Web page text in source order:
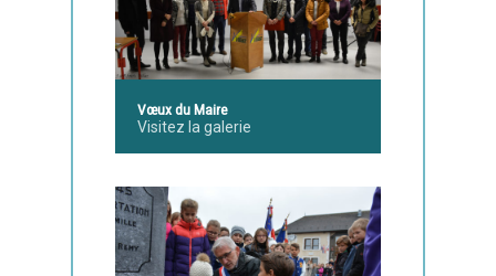
Vœux du Maire
Visitez la galerie